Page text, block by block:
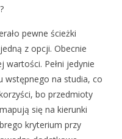
pewne ścieżki
z opcji. Obecnie
wartości. Pełni jedynie
wstępnego na studia, co
bo przedmioty
się na kierunki
kryterium przy